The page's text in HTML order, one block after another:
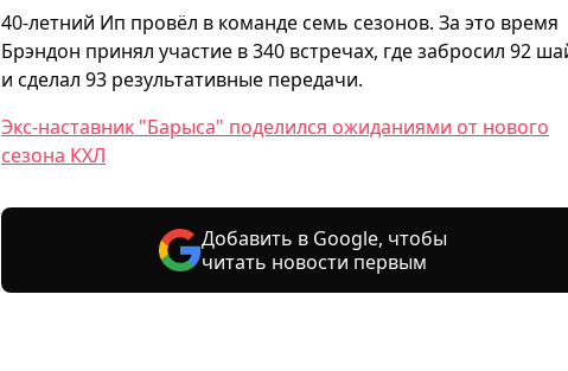
40-летний Ип провёл в команде семь сезонов. За это время
Брэндон принял участие в 340 встречах, где забросил 92
и сделал 93 результативные передачи.
Экс-наставник "Барыса" поделился ожиданиями от нового
сезона КХЛ
Добавить в Google, чтобы
читать новости первым